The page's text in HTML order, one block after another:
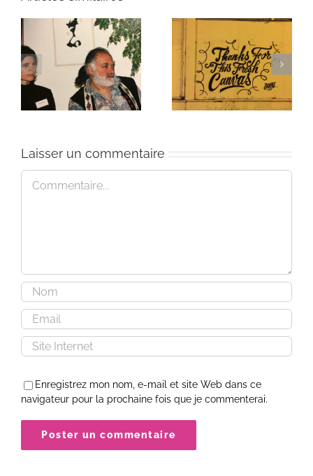
Une toile fraîche
Un bouquet d’écriture
et méditation
Laisser un commentaire
Commentaire
Enregistrez mon nom, e-mail et site Web dans ce
navigateur pour la prochaine fois que je commenterai.